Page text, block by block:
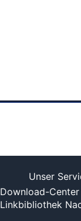
Unser
Download-Center
Linkbibliothek